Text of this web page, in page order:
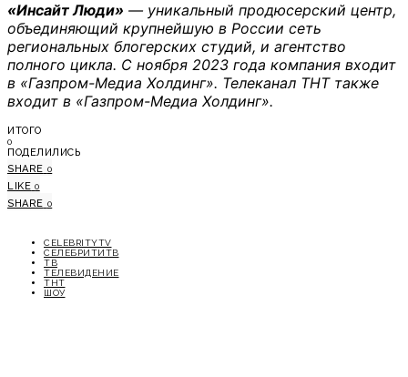
«Инсайт Люди» — уникальный продюсерский центр,
объединяющий крупнейшую в России сеть
региональных блогерских студий, и агентство
полного цикла. С ноября 2023 года компания входит
в «Газпром-Медиа Холдинг». Телеканал ТНТ также
входит в «Газпром-Медиа Холдинг».
ИТОГО
0
ПОДЕЛИЛИСЬ
SHARE 0
LIKE 0
SHARE 0
CELEBRITYTV
СЕЛЕБРИТИТВ
ТВ
ТЕЛЕВИДЕНИЕ
ТНТ
ШОУ